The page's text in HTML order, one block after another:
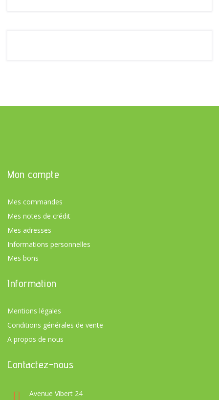
Mon compte
Mes commandes
Mes notes de crédit
Mes adresses
Informations personnelles
Mes bons
Information
Mentions légales
Conditions générales de vente
A propos de nous
Contactez-nous
Avenue Vibert 24